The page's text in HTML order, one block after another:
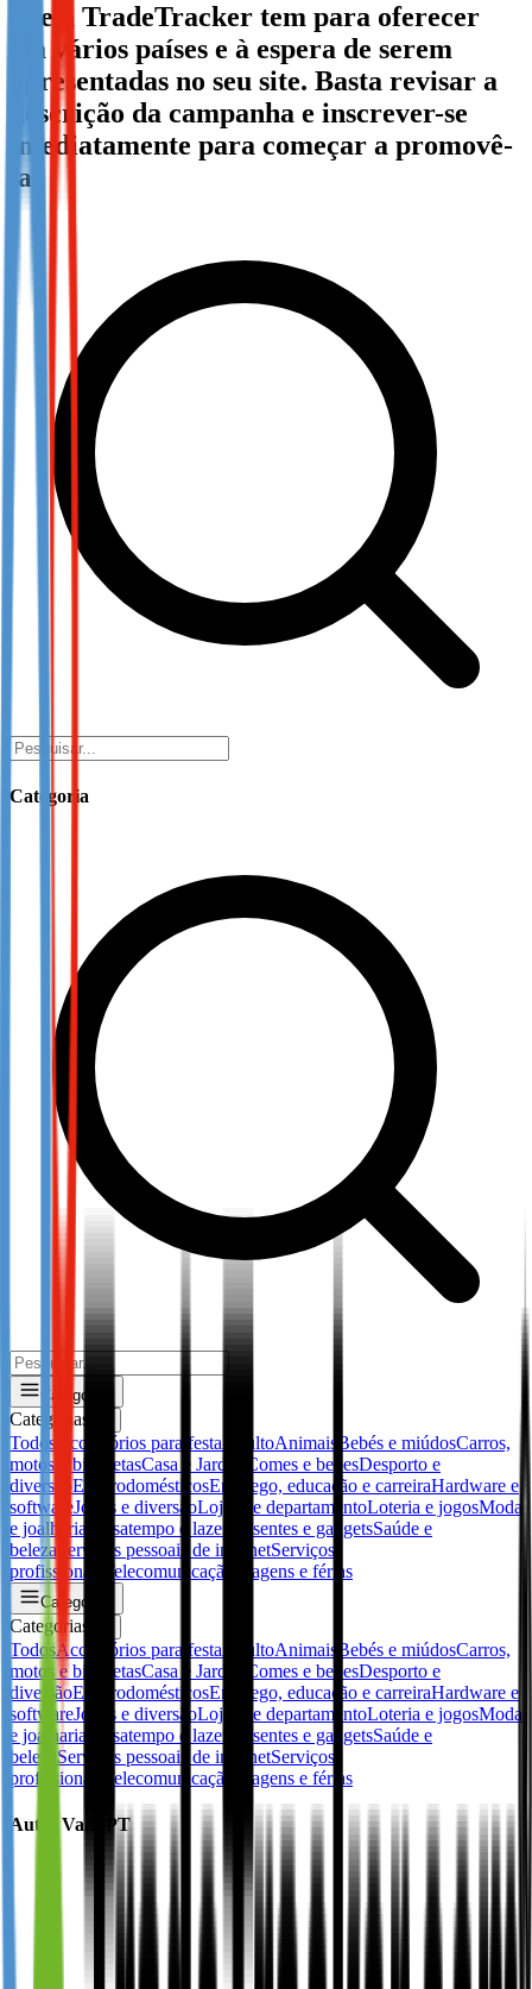
Not already our Publisher?
Sign up here
que a TradeTracker tem para oferecer
em vários países e à espera de serem
apresentadas no seu site. Basta revisar a
descrição da campanha e inscrever-se
imediatamente para começar a promovê-
la!
Categoria
Categorias
Categorias
Todos Accessórios para festa AdultoAnimais Bebés e miúdosCarros,
motos e bicicletasCasa e Jardim Comes e bebesDesporto e
diversãoElectrodomésticosEmprego, educação e carreiraHardware e
softwareJogos e diversãoLojas de departamentoLoteria e jogosModa
e joalharia
Passatempo e lazer Presentes e gadgetsSaúde e
beleza Serviços pessoais de internetServiços
profissionais
Telecomunicação Viagens e férias
Categorias
Categorias
TodosAccessórios para festa AdultoAnimais Bebés e miúdosCarros,
motos e bicicletasCasa e Jardim Comes e bebesDesporto e
diversãoElectrodomésticosEmprego, educação e carreiraHardware e
softwareJogos e diversãoLojas de departamentoLoteria e jogosModa
e joalharia
Passatempo e lazer Presentes e gadgetsSaúde e
beleza Serviços pessoais de internetServiços
profissionais
Telecomunicação Viagens e férias
Autos Valls PT